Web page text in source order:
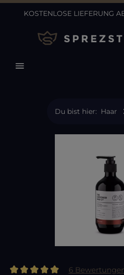
Zum Hauptinhalt springen
KOSTENLOSE LIEFERUNG
Du bist hier: Haar
6